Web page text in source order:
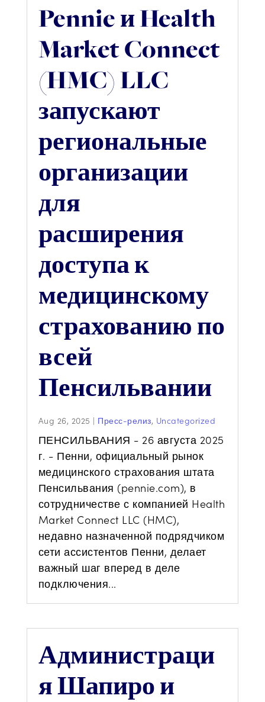
Pennie и Health
Market Connect
(HMC) LLC
запускают
региональные
организации
для
расширения
доступа к
медицинскому
страхованию по
всей
Пенсильвании
Aug 26, 2025 | Пресс-релиз, Uncategorized
ПЕНСИЛЬВАНИЯ - 26 августа 2025
г. - Пенни, официальный рынок
медицинского страхования штата
Пенсильвания (pennie.com), в
сотрудничестве с компанией Health
Market Connect LLC (HMC),
недавно назначенной подрядчиком
сети ассистентов Пенни, делает
важный шаг вперед в деле
подключения...
Администраци
я Шапиро и